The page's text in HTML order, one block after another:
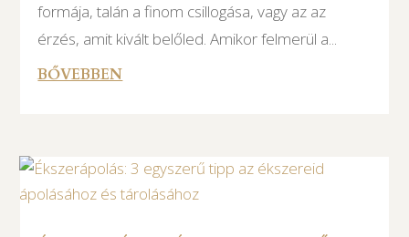
formája, talán a finom csillogása, vagy az az
érzés, amit kivált belőled. Amikor felmerül a...
BŐVEBBEN